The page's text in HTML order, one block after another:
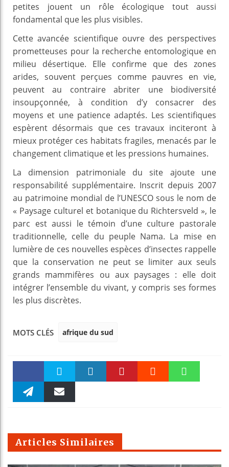
petites jouent un rôle écologique tout aussi
fondamental que les plus visibles.
Cette avancée scientifique ouvre des perspectives
prometteuses pour la recherche entomologique en
milieu désertique. Elle confirme que des zones
arides, souvent perçues comme pauvres en vie,
peuvent au contraire abriter une biodiversité
insoupçonnée, à condition d’y consacrer des
moyens et une patience adaptés. Les scientifiques
espèrent désormais que ces travaux inciteront à
mieux protéger ces habitats fragiles, menacés par le
changement climatique et les pressions humaines.
La dimension patrimoniale du site ajoute une
responsabilité supplémentaire. Inscrit depuis 2007
au patrimoine mondial de l’UNESCO sous le nom de
« Paysage culturel et botanique du Richtersveld », le
parc est aussi le témoin d’une culture pastorale
traditionnelle, celle du peuple Nama. La mise en
lumière de ces nouvelles espèces d’insectes rappelle
que la conservation ne peut se limiter aux seuls
grands mammifères ou aux paysages : elle doit
intégrer l’ensemble du vivant, y compris ses formes
les plus discrètes.
MOTS CLÉS afrique du sud
Faceboo Twitter
m
Articles Similaires